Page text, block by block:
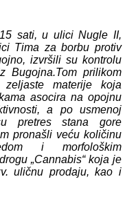
sati, u ulici Nugle II,
Tima za borbu protiv
izvršili su kontrolu
Bugojna.Tom prilikom
zeljaste materije koja
asocira na opojnu
a po usmenoj
pretres stana gore
pronašli veću količinu
i morfološkim
„Cannabis“ koja je
uličnu prodaju, kao i